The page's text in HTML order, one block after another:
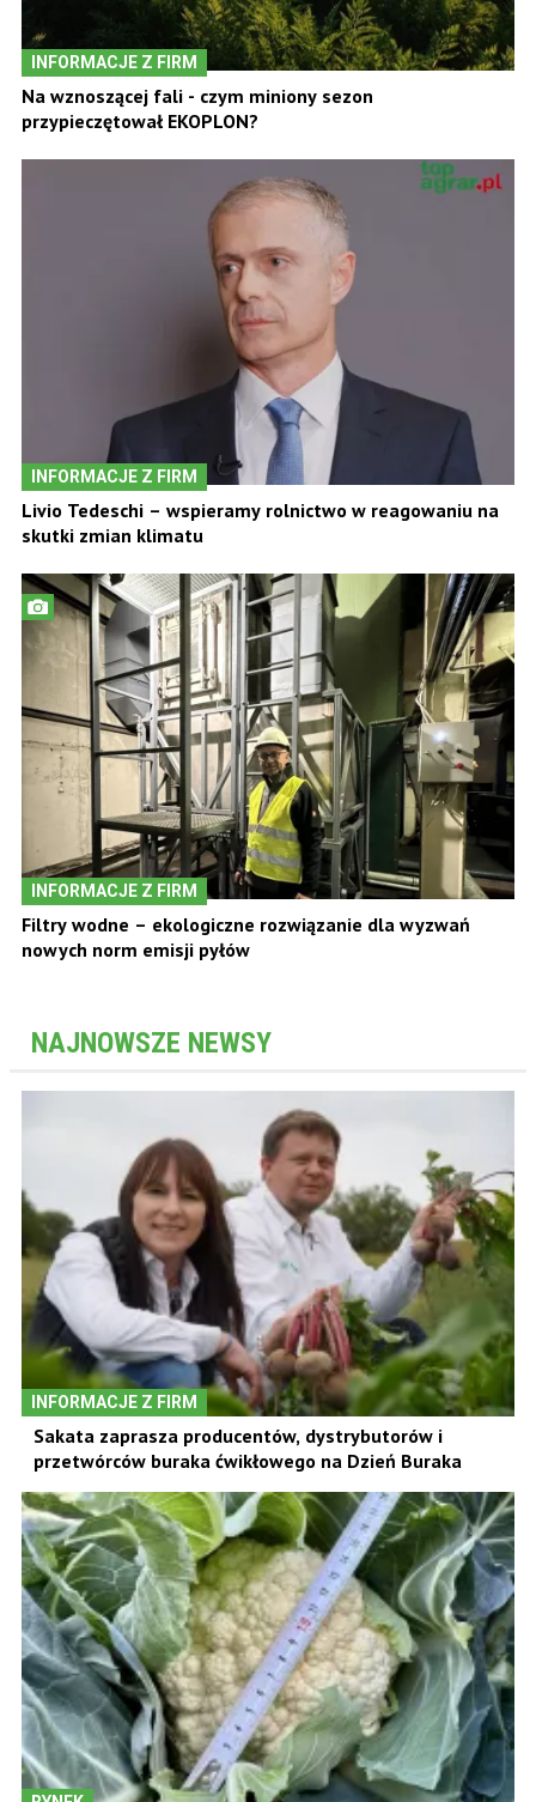
INFORMACJE Z FIRM
Na wznoszącej fali - czym miniony sezon
przypieczętował EKOPLON?
INFORMACJE Z FIRM
Livio Tedeschi – wspieramy rolnictwo w reagowaniu na
skutki zmian klimatu
INFORMACJE Z FIRM
Filtry wodne – ekologiczne rozwiązanie dla wyzwań
nowych norm emisji pyłów
NAJNOWSZE NEWSY
INFORMACJE Z FIRM
Sakata zaprasza producentów, dystrybutorów i
przetwórców buraka ćwikłowego na Dzień Buraka